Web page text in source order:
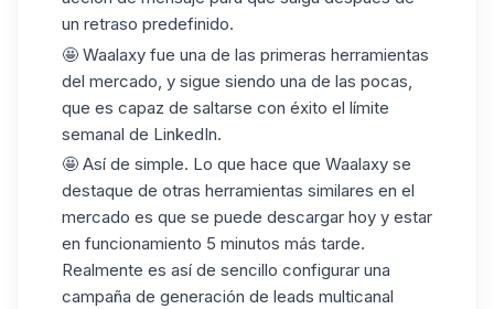
un retraso predefinido.
🤩 Waalaxy fue una de las primeras herramientas
del mercado, y sigue siendo una de las pocas,
que es capaz de saltarse con éxito el límite
semanal de LinkedIn.
🤩 Así de simple. Lo que hace que Waalaxy se
destaque de otras herramientas similares en el
mercado es que se puede descargar hoy y estar
en funcionamiento 5 minutos más tarde.
Realmente es así de sencillo configurar una
campaña de generación de leads multicanal